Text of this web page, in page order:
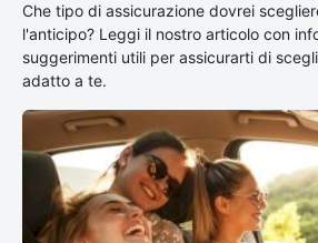
Che tipo di assicurazione dovrei
l'anticipo? Leggi il nostro articolo con
suggerimenti utili per assicurarti di
adatto a te.